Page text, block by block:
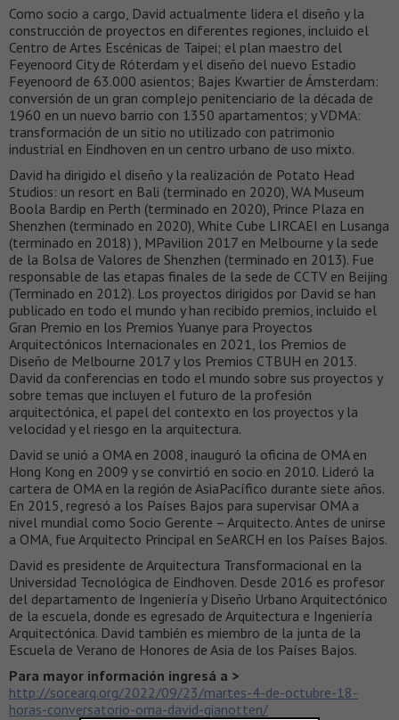
Como socio a cargo, David actualmente lidera el diseño y la
construcción de proyectos en diferentes regiones, incluido el
Centro de Artes Escénicas de Taipei; el plan maestro del
Feyenoord City de Róterdam y el diseño del nuevo Estadio
Feyenoord de 63.000 asientos; Bajes Kwartier de Ámsterdam:
conversión de un gran complejo penitenciario de la década de
1960 en un nuevo barrio con 1350 apartamentos; y VDMA:
transformación de un sitio no utilizado con patrimonio
industrial en Eindhoven en un centro urbano de uso mixto.
David ha dirigido el diseño y la realización de Potato Head
Studios: un resort en Bali (terminado en 2020), WA Museum
Boola Bardip en Perth (terminado en 2020), Prince Plaza en
Shenzhen (terminado en 2020), White Cube LIRCAEI en Lusanga
(terminado en 2018) ), MPavilion 2017 en Melbourne y la sede
de la Bolsa de Valores de Shenzhen (terminado en 2013). Fue
responsable de las etapas finales de la sede de CCTV en Beijing
(Terminado en 2012). Los proyectos dirigidos por David se han
publicado en todo el mundo y han recibido premios, incluido el
Gran Premio en los Premios Yuanye para Proyectos
Arquitectónicos Internacionales en 2021, los Premios de
Diseño de Melbourne 2017 y los Premios CTBUH en 2013.
David da conferencias en todo el mundo sobre sus proyectos y
sobre temas que incluyen el futuro de la profesión
arquitectónica, el papel del contexto en los proyectos y la
velocidad y el riesgo en la arquitectura.
David se unió a OMA en 2008, inauguró la oficina de OMA en
Hong Kong en 2009 y se convirtió en socio en 2010. Lideró la
cartera de OMA en la región de AsiaPacífico durante siete años.
En 2015, regresó a los Países Bajos para supervisar OMA a
nivel mundial como Socio Gerente – Arquitecto. Antes de unirse
a OMA, fue Arquitecto Principal en SeARCH en los Países Bajos.
David es presidente de Arquitectura Transformacional en la
Universidad Tecnológica de Eindhoven. Desde 2016 es profesor
del departamento de Ingeniería y Diseño Urbano Arquitectónico
de la escuela, donde es egresado de Arquitectura e Ingeniería
Arquitectónica. David también es miembro de la junta de la
Escuela de Verano de Honores de Asia de los Países Bajos.
Para mayor información ingresá a >
http://socearq.org/2022/09/23/martes-4-de-octubre-18-
horas-conversatorio-oma-david-gianotten/